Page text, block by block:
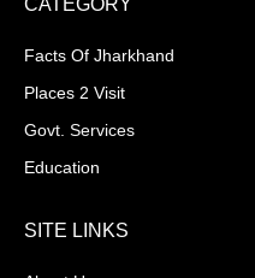
CATEGORY
Facts Of Jharkhand
Places 2 Visit
Govt. Services
Education
SITE LINKS